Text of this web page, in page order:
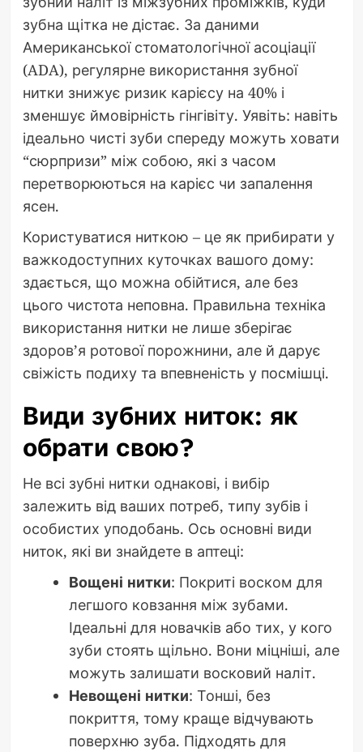
зубна щітка не дістає. За даними
Американської стоматологічної асоціації
(ADA), регулярне використання зубної
нитки знижує ризик карієсу на 40% і
зменшує ймовірність гінгівіту. Уявіть: навіть
ідеально чисті зуби спереду можуть ховати
“сюрпризи” між собою, які з часом
перетворюються на карієс чи запалення
ясен.
Користуватися ниткою – це як прибирати у
важкодоступних куточках вашого дому:
здається, що можна обійтися, але без
цього чистота неповна. Правильна техніка
використання нитки не лише зберігає
здоров’я ротової порожнини, але й дарує
свіжість подиху та впевненість у посмішці.
Види зубних ниток: як
обрати свою?
Не всі зубні нитки однакові, і вибір
залежить від ваших потреб, типу зубів і
особистих уподобань. Ось основні види
ниток, які ви знайдете в аптеці:
Вощені нитки: Покриті воском для
легшого ковзання між зубами.
Ідеальні для новачків або тих, у кого
зуби стоять щільно. Вони міцніші, але
можуть залишати восковий наліт.
Невощені нитки: Тонші, без
покриття, тому краще відчувають
поверхню зуба. Підходять для